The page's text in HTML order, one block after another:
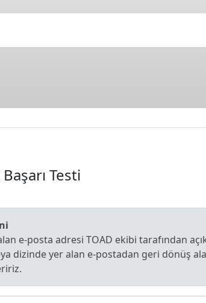
Testi
e-posta adresi TOAD ekibi tarafından
dizinde yer alan e-postadan geri dönüş